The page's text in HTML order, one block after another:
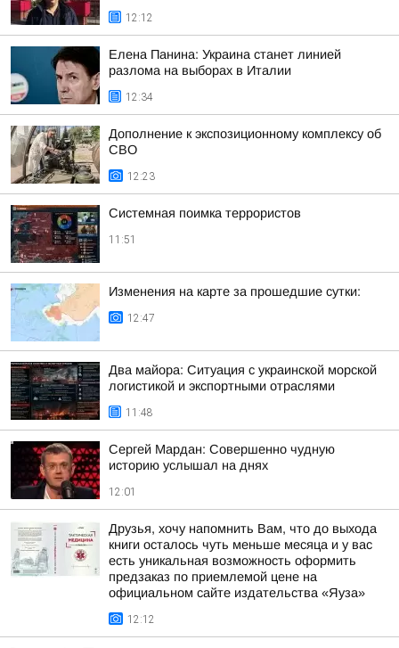
12:12
Елена Панина: Украина станет линией
разлома на выборах в Италии
12:34
Дополнение к экспозиционному комплексу об
СВО
12:23
Системная поимка террористов
11:51
Изменения на карте за прошедшие сутки:
12:47
Два майора: Ситуация с украинской морской
логистикой и экспортными отраслями
11:48
Сергей Мардан: Совершенно чудную
историю услышал на днях
12:01
Друзья, хочу напомнить Вам, что до выхода
книги осталось чуть меньше месяца и у вас
есть уникальная возможность оформить
предзаказ по приемлемой цене на
официальном сайте издательства «Яуза»
12:12